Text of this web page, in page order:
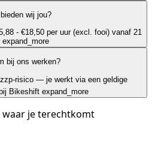
wij jou?
- €18,50 per uur (excl. fooi) vanaf 21
expand_more
bij ons werken?
risico — je werkt via een geldige
Bikeshift expand_more
waar je terechtkomt